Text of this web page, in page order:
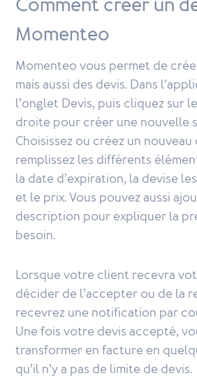
Comment créer un
Momenteo
Momenteo vous permet de
mais aussi des devis. Dans
l’onglet Devis, puis cliquez sur
droite pour créer une nouvelle
Choisissez ou créez un
remplissez les différents
la date d’expiration, la devise
et le prix. Vous pouvez aussi
description pour expliquer la
besoin.
Lorsque votre client recevra
décider de l’accepter ou de la
recevrez une notification par
Une fois votre devis accepté,
transformer en facture en
qu’il n’y a pas de limite de devis.